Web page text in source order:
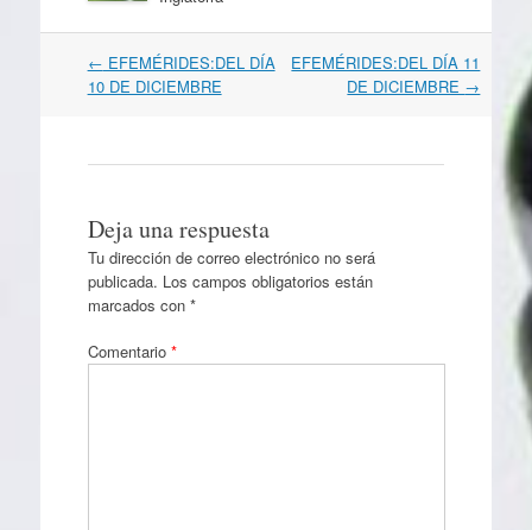
Navegación
por
← EFEMÉRIDES:DEL DÍA
10 DE DICIEMBRE
EFEMÉRIDES:DEL DÍA 11
DE DICIEMBRE →
Deja una respuesta
Tu dirección de correo electrónico no será
publicada. Los campos obligatorios están
marcados con *
Comentario *